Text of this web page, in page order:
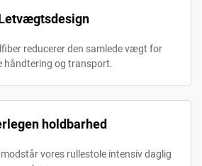
reducerer den samlede vægt for
håndtering og transport.
holdbarhed
vores rullestole intensiv daglig